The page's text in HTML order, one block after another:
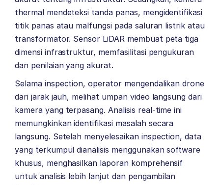
thermal mendeteksi tanda panas, mengidentifikasi
titik panas atau malfungsi pada saluran listrik atau
transformator. Sensor LiDAR membuat peta tiga
dimensi infrastruktur, memfasilitasi pengukuran
dan penilaian yang akurat.
Selama inspection, operator mengendalikan drone
dari jarak jauh, melihat umpan video langsung dari
kamera yang terpasang. Analisis real-time ini
memungkinkan identifikasi masalah secara
langsung. Setelah menyelesaikan inspection, data
yang terkumpul dianalisis menggunakan software
khusus, menghasilkan laporan komprehensif
untuk analisis lebih lanjut dan pengambilan